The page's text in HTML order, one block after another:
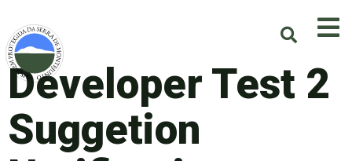
Developer Test 2
Suggetion